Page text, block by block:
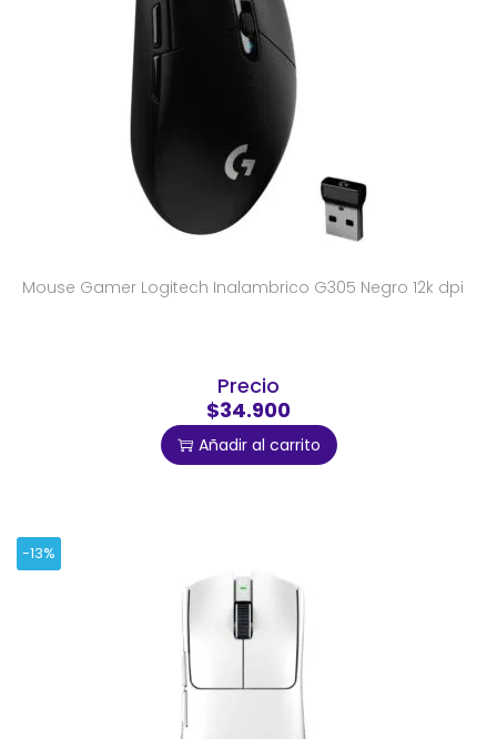
Mouse Gamer Logitech Inalambrico G305 Negro 12k dpi
Precio
$34.900
Añadir al carrito
-13%